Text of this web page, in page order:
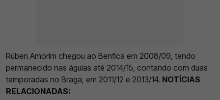
Rúben Amorim chegou ao Benfica em 2008/09, tendo
permanecido nas águias até 2014/15, contando com duas
temporadas no Braga, em 2011/12 e 2013/14. NOTÍCIAS
RELACIONADAS: